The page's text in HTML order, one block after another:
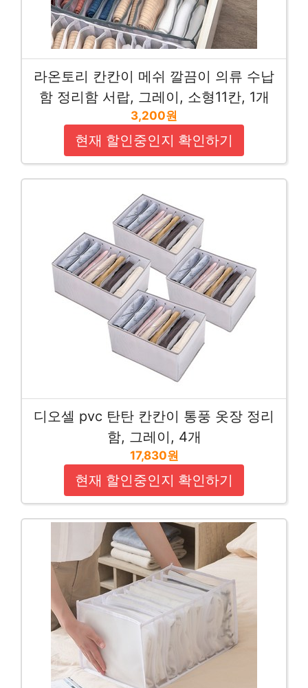
라온토리 칸칸이 메쉬 깔끔이 의류 수납
함 정리함 서랍, 그레이, 소형11칸, 1개
3,200원
현재 할인중인지 확인하기
디오셀 pvc 탄탄 칸칸이 통풍 옷장 정리
함, 그레이, 4개
17,830원
현재 할인중인지 확인하기